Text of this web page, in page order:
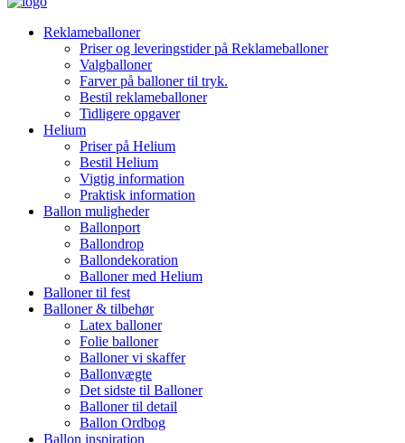
Reklameballoner
Priser og leveringstider på Reklameballoner
Valgballoner
Farver på balloner til tryk.
Bestil reklameballoner
Tidligere opgaver
Helium
Priser på Helium
Bestil Helium
Vigtig information
Praktisk information
Ballon muligheder
Ballonport
Ballondrop
Ballondekoration
Balloner med Helium
Balloner til fest
Balloner & tilbehør
Latex balloner
Folie balloner
Balloner vi skaffer
Ballonvægte
Det sidste til Balloner
Balloner til detail
Ballon Ordbog
Ballon inspiration